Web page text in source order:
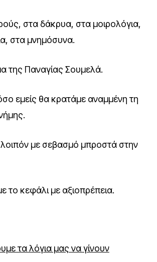
στα δάκρυα, στα μοιρολόγια,
στα μνημόσυνα.
της Παναγίας Σουμελά.
εμείς θα κρατάμε αναμμένη τη
με σεβασμό μπροστά στην
το κεφάλι με αξιοπρέπεια.
τα λόγια μας να γίνουν